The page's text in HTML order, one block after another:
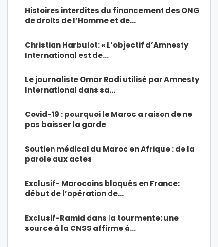
Histoires interdites du financement des ONG
de droits de l’Homme et de…
Christian Harbulot: « L’objectif d’Amnesty
International est de…
Le journaliste Omar Radi utilisé par Amnesty
International dans sa…
Covid-19 : pourquoi le Maroc a raison de ne
pas baisser la garde
Soutien médical du Maroc en Afrique : de la
parole aux actes
Exclusif- Marocains bloqués en France:
début de l’opération de…
Exclusif-Ramid dans la tourmente: une
source à la CNSS affirme à…